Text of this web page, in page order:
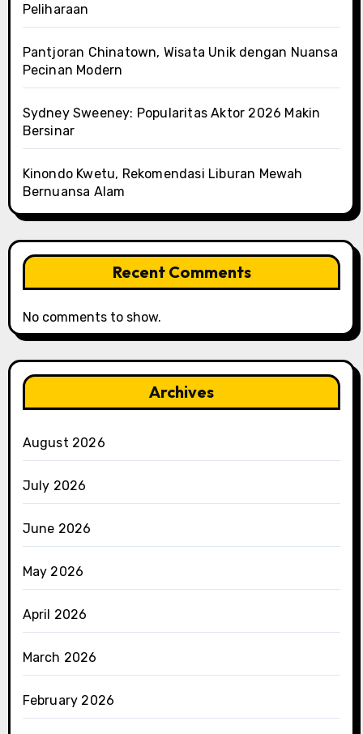
Peliharaan
Pantjoran Chinatown, Wisata Unik dengan Nuansa
Pecinan Modern
Sydney Sweeney: Popularitas Aktor 2026 Makin
Bersinar
Kinondo Kwetu, Rekomendasi Liburan Mewah
Bernuansa Alam
Recent Comments
No comments to show.
Archives
August 2026
July 2026
June 2026
May 2026
April 2026
March 2026
February 2026